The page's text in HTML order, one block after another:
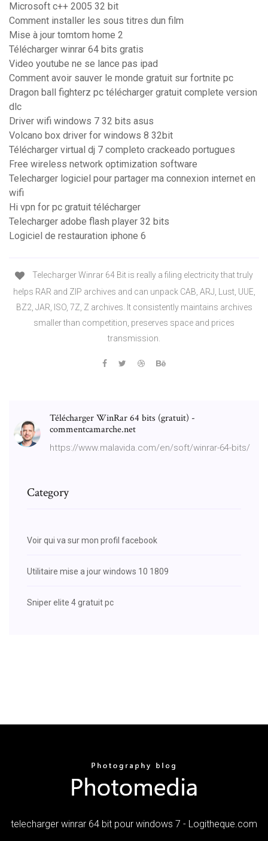
Microsoft c++ 2005 32 bit
Comment installer les sous titres dun film
Mise à jour tomtom home 2
Télécharger winrar 64 bits gratis
Video youtube ne se lance pas ipad
Comment avoir sauver le monde gratuit sur fortnite pc
Dragon ball fighterz pc télécharger gratuit complete version
dlc
Driver wifi windows 7 32 bits asus
Volcano box driver for windows 8 32bit
Télécharger virtual dj 7 completo crackeado portugues
Free wireless network optimization software
Telecharger logiciel pour partager ma connexion internet en
wifi
Hi vpn for pc gratuit télécharger
Telecharger adobe flash player 32 bits
Logiciel de restauration iphone 6
Telecharger Winrar 64 Bit is really a filing electricity that truly
helps RAR and ZIP archives and can unpack CAB, ARJ, Lust, UUE,
BZ2, JAR, ISO, 7Z, Z archives. It consistently maintains archives
smaller than competition, preserves space and prices
transmission.
Télécharger WinRar 64 bits (gratuit) -
commentcamarche.net
https://www.malavida.com/en/soft/winrar-64-bits/
Category
Voir qui va sur mon profil facebook
Utilitaire mise a jour windows 10 1809
Sniper elite 4 gratuit pc
telecharger winrar 64 bit pour windows 7 - Logitheque.com